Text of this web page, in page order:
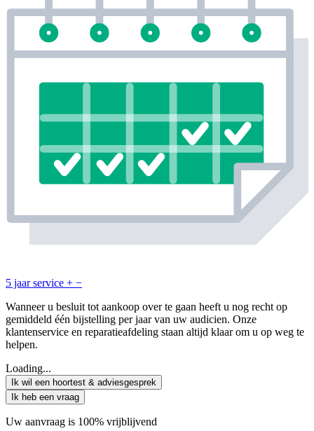
5 jaar service + −
Wanneer u besluit tot aankoop over te gaan heeft u nog recht op
gemiddeld één bijstelling per jaar van uw audicien. Onze
klantenservice en reparatieafdeling staan altijd klaar om u op weg te
helpen.
Loading...
Ik wil een hoortest & adviesgesprek
Ik heb een vraag
Uw aanvraag is 100% vrijblijvend